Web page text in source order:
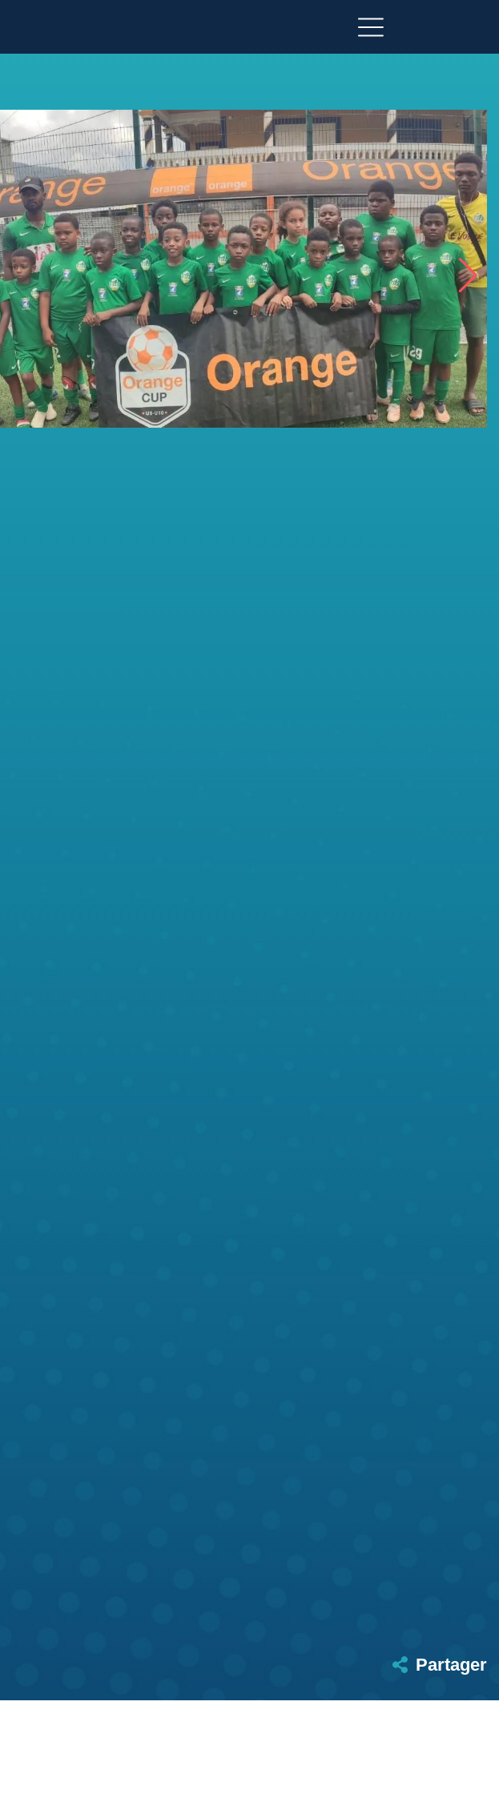
Partager